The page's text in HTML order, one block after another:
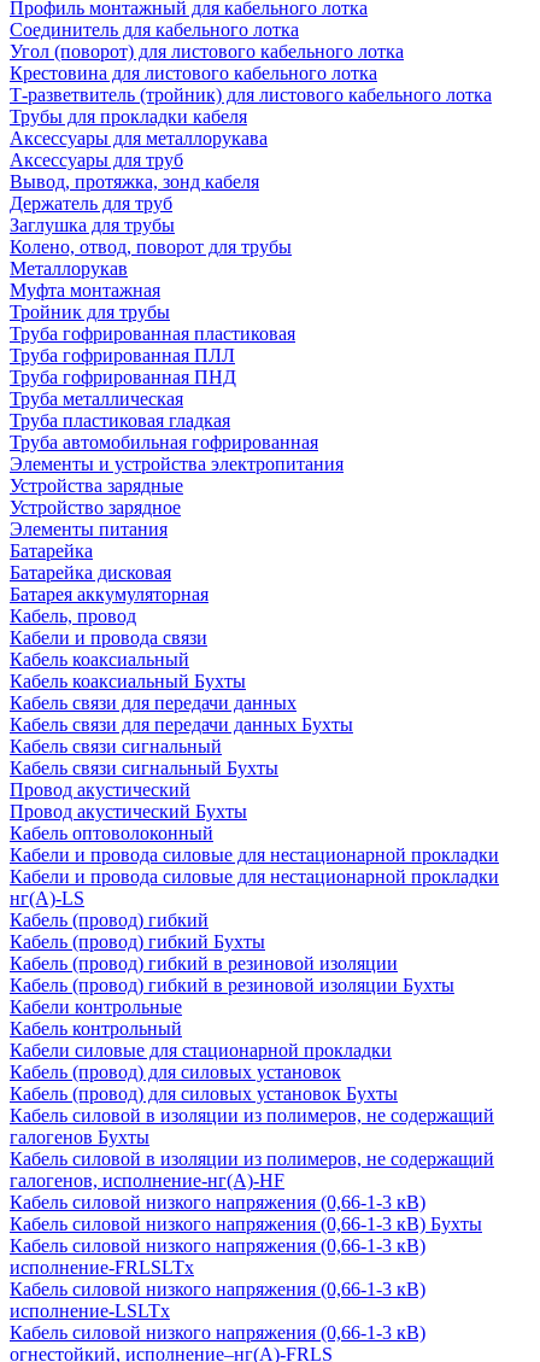
Профиль монтажный для кабельного лотка
Соединитель для кабельного лотка
Угол (поворот) для листового кабельного лотка
Крестовина для листового кабельного лотка
Т-разветвитель (тройник) для листового кабельного лотка
Трубы для прокладки кабеля
Аксессуары для металлорукава
Аксессуары для труб
Вывод, протяжка, зонд кабеля
Держатель для труб
Заглушка для трубы
Колено, отвод, поворот для трубы
Металлорукав
Муфта монтажная
Тройник для трубы
Труба гофрированная пластиковая
Труба гофрированная ПЛЛ
Труба гофрированная ПНД
Труба металлическая
Труба пластиковая гладкая
Труба автомобильная гофрированная
Элементы и устройства электропитания
Устройства зарядные
Устройство зарядное
Элементы питания
Батарейка
Батарейка дисковая
Батарея аккумуляторная
Кабель, провод
Кабели и провода связи
Кабель коаксиальный
Кабель коаксиальный Бухты
Кабель связи для передачи данных
Кабель связи для передачи данных Бухты
Кабель связи сигнальный
Кабель связи сигнальный Бухты
Провод акустический
Провод акустический Бухты
Кабель оптоволоконный
Кабели и провода силовые для нестационарной прокладки
Кабели и провода силовые для нестационарной прокладки
нг(А)-LS
Кабель (провод) гибкий
Кабель (провод) гибкий Бухты
Кабель (провод) гибкий в резиновой изоляции
Кабель (провод) гибкий в резиновой изоляции Бухты
Кабели контрольные
Кабель контрольный
Кабели силовые для стационарной прокладки
Кабель (провод) для силовых установок
Кабель (провод) для силовых установок Бухты
Кабель силовой в изоляции из полимеров, не содержащий
галогенов Бухты
Кабель силовой в изоляции из полимеров, не содержащий
галогенов, исполнение-нг(А)-HF
Кабель силовой низкого напряжения (0,66-1-3 кВ)
Кабель силовой низкого напряжения (0,66-1-3 кВ) Бухты
Кабель силовой низкого напряжения (0,66-1-3 кВ)
исполнение-FRLSLTx
Кабель силовой низкого напряжения (0,66-1-3 кВ)
исполнение-LSLTx
Кабель силовой низкого напряжения (0,66-1-3 кВ)
огнестойкий, исполнение–нг(А)-FRLS